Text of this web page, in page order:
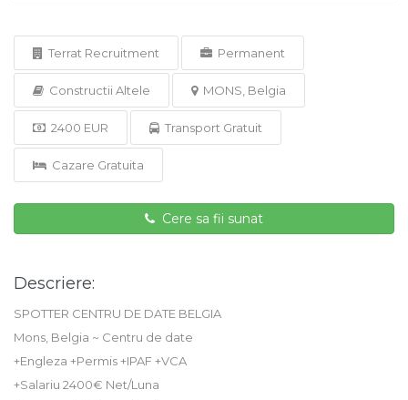
Terrat Recruitment Permanent
Constructii Altele MONS, Belgia
2400 EUR Transport Gratuit
Cazare Gratuita
Cere sa fii sunat
Descriere:
SPOTTER CENTRU DE DATE BELGIA
Mons, Belgia ~ Centru de date
+Engleza +Permis +IPAF +VCA
+Salariu 2400€ Net/Luna